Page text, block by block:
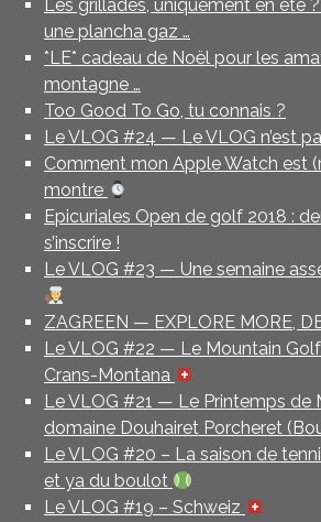
Les grillades, uniquement en été
une plancha gaz …
*LE* cadeau de Noël pour les
montagne …
Too Good To Go, tu connais ?
Le VLOG #24 — Le VLOG n’est
Comment mon Apple Watch est
montre
Epicuriales Open de golf 2018 :
s’inscrire !
Le VLOG #23 — Une semaine
ZAGREEN — EXPLORE MORE,
Le VLOG #22 — Le Mountain
Crans-Montana
Le VLOG #21 — Le Printemps de
domaine Douhairet Porcheret
Le VLOG #20 – La saison de
et ya du boulot
Le VLOG #19 – Schweiz